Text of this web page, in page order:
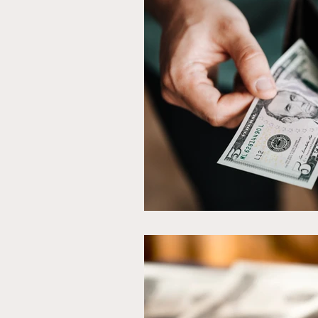
Anneaux magiques pour
Annuler une procédure
Avis sur le retour
Bague magique de
bague magique